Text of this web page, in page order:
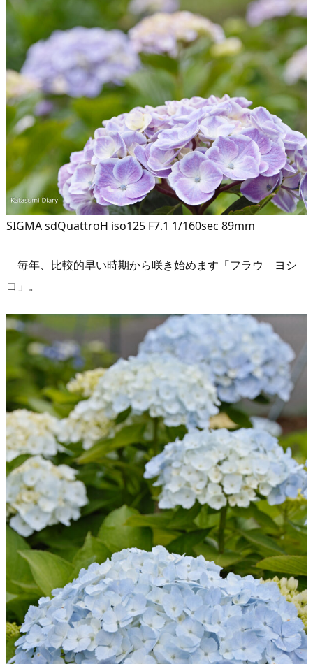
SIGMA sdQuattroH iso125 F7.1 1/160sec 89mm
毎年、比較的早い時期から咲き始めます「フラウ ヨシ
コ」。